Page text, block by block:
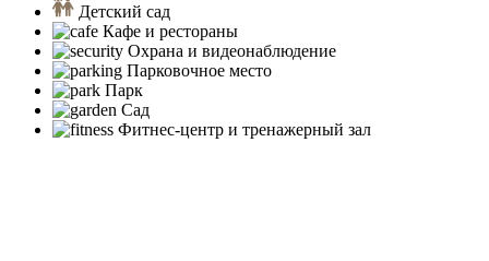
Детский сад
Кафе и рестораны
Охрана и видеонаблюдение
Парковочное место
Парк
Сад
Фитнес-центр и тренажерный зал